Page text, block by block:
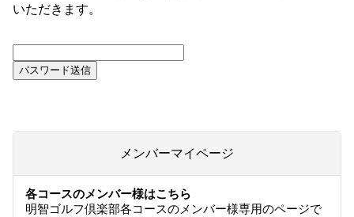
いただきます。
メンバーマイページ
各コースのメンバー様はこちら
明智ゴルフ倶楽部各コースのメンバー様専用のページで